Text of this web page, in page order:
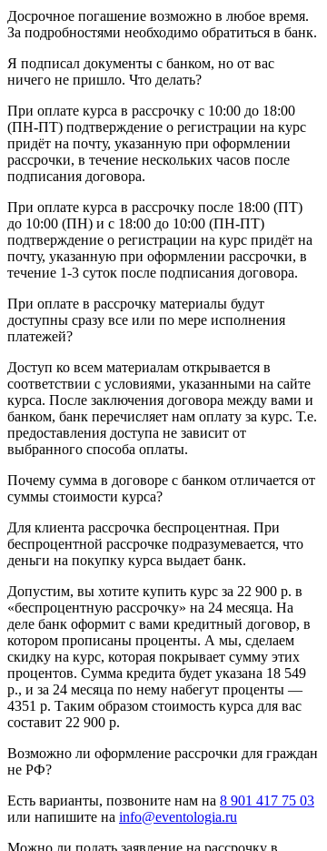
Досрочное погашение возможно в любое время.
За подробностями необходимо обратиться в банк.
Я подписал документы с банком, но от вас
ничего не пришло. Что делать?
При оплате курса в рассрочку с 10:00 до 18:00
(ПН-ПТ) подтверждение о регистрации на курс
придёт на почту, указанную при оформлении
рассрочки, в течение нескольких часов после
подписания договора.
При оплате курса в рассрочку после 18:00 (ПТ)
до 10:00 (ПН) и с 18:00 до 10:00 (ПН-ПТ)
подтверждение о регистрации на курс придёт на
почту, указанную при оформлении рассрочки, в
течение 1-3 суток после подписания договора.
При оплате в рассрочку материалы будут
доступны сразу все или по мере исполнения
платежей?
Доступ ко всем материалам открывается в
соответствии с условиями, указанными на сайте
курса. После заключения договора между вами и
банком, банк перечисляет нам оплату за курс. Т.е.
предоставления доступа не зависит от
выбранного способа оплаты.
Почему сумма в договоре с банком отличается от
суммы стоимости курса?
Для клиента рассрочка беспроцентная. При
беспроцентной рассрочке подразумевается, что
деньги на покупку курса выдает банк.
Допустим, вы хотите купить курс за 22 900 р. в
«беспроцентную рассрочку» на 24 месяца. На
деле банк оформит с вами кредитный договор, в
котором прописаны проценты. А мы, сделаем
скидку на курс, которая покрывает сумму этих
процентов. Сумма кредита будет указана 18 549
р., и за 24 месяца по нему набегут проценты —
4351 р. Таким образом стоимость курса для вас
составит 22 900 р.
Возможно ли оформление рассрочки для граждан
не РФ?
Есть варианты, позвоните нам на 8 901 417 75 03
или напишите на info@eventologia.ru
Можно ли подать заявление на рассрочку в